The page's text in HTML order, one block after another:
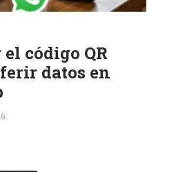
el código QR
datos en